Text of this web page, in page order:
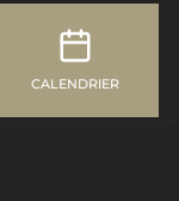
CALENDRIER